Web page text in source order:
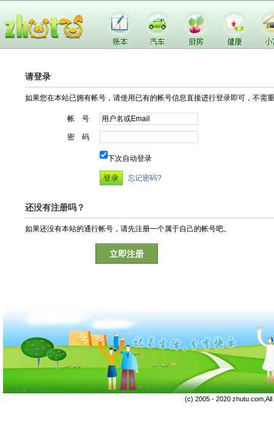
请登录
如果您在本站已拥有帐号，请使用已有的帐号信息直接进行登录即可，不需
帐 号
密 码
下次自动登录
忘记密码?
还没有注册吗？
如果还没有本站的通行帐号，请先注册一个属于自己的帐号吧。
立即注册
(c) 2005 - 2020